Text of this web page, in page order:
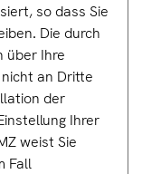
so dass Sie
Die durch
über Ihre
an Dritte
der
Ihrer
weist Sie
Fall